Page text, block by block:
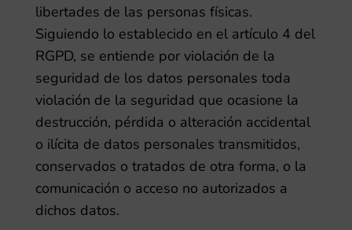
libertades de las personas físicas.
Siguiendo lo establecido en el artículo 4 del
RGPD, se entiende por violación de la
seguridad de los datos personales toda
violación de la seguridad que ocasione la
destrucción, pérdida o alteración accidental
o ilícita de datos personales transmitidos,
conservados o tratados de otra forma, o la
comunicación o acceso no autorizados a
dichos datos.